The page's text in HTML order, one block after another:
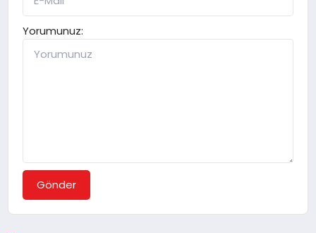
Yorumunuz:
Gönder